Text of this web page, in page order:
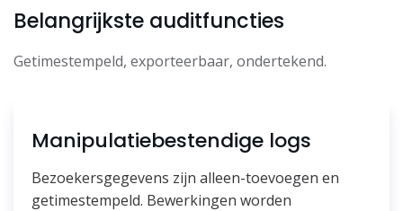
Belangrijkste auditfuncties
Getimestempeld, exporteerbaar, ondertekend.
Manipulatiebestendige logs
Bezoekersgegevens zijn alleen-toevoegen en
getimestempeld. Bewerkingen worden